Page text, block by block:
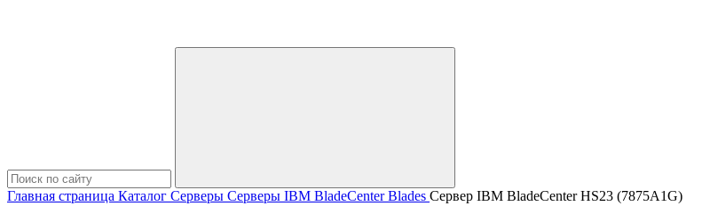
Главная страница Каталог Серверы Серверы IBM BladeCenter Blades Сервер IBM BladeCenter HS23 (7875A1G)